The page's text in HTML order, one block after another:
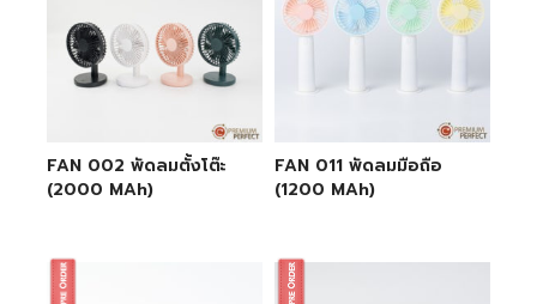
FAN 002 พัดลมตั้งโต๊ะ
(2000 MAh)
FAN 011 พัดลมมือถือ
(1200 MAh)